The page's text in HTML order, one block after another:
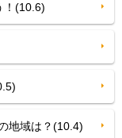
！(10.6)
域は？(10.4)